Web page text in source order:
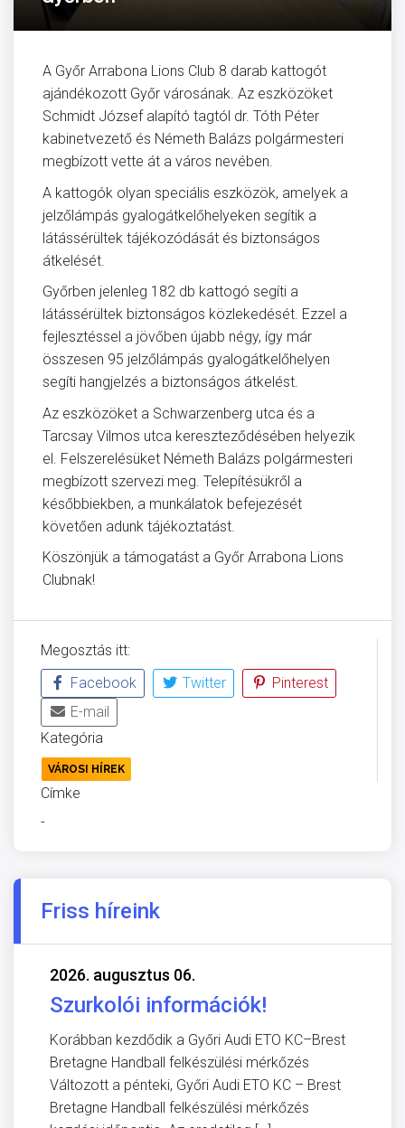
A Győr Arrabona Lions Club 8 darab kattogót
ajándékozott Győr városának. Az eszközöket
Schmidt József alapító tagtól dr. Tóth Péter
kabinetvezető és Németh Balázs polgármesteri
megbízott vette át a város nevében.
A kattogók olyan speciális eszközök, amelyek a
jelzőlámpás gyalogátkelőhelyeken segítik a
látássérültek tájékozódását és biztonságos
átkelését.
Győrben jelenleg 182 db kattogó segíti a
látássérültek biztonságos közlekedését. Ezzel a
fejlesztéssel a jövőben újabb négy, így már
összesen 95 jelzőlámpás gyalogátkelőhelyen
segíti hangjelzés a biztonságos átkelést.
Az eszközöket a Schwarzenberg utca és a
Tarcsay Vilmos utca kereszteződésében helyezik
el. Felszerelésüket Németh Balázs polgármesteri
megbízott szervezi meg. Telepítésükről a
későbbiekben, a munkálatok befejezését
követően adunk tájékoztatást.
Köszönjük a támogatást a Győr Arrabona Lions
Clubnak!
Megosztás itt:
Facebook
Twitter
Pinterest
E-mail
Kategória
VÁROSI HÍREK
Címke
-
Friss híreink
2026. augusztus 06.
Szurkolói információk!
Korábban kezdődik a Győri Audi ETO KC–Brest
Bretagne Handball felkészülési mérkőzés
Változott a pénteki, Győri Audi ETO KC – Brest
Bretagne Handball felkészülési mérkőzés